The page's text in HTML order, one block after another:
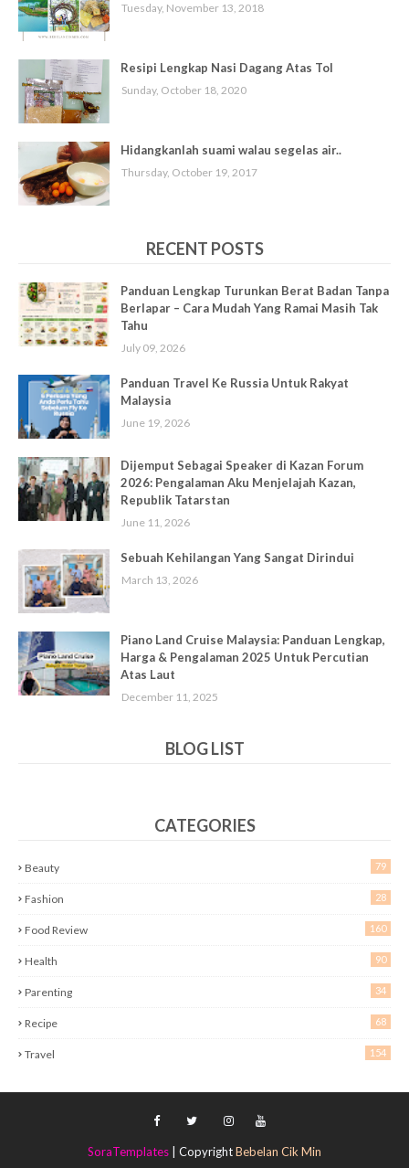
Tuesday, November 13, 2018
Resipi Lengkap Nasi Dagang Atas Tol
Sunday, October 18, 2020
Hidangkanlah suami walau segelas air..
Thursday, October 19, 2017
RECENT POSTS
Panduan Lengkap Turunkan Berat Badan Tanpa
Berlapar – Cara Mudah Yang Ramai Masih Tak
Tahu
July 09, 2026
Panduan Travel Ke Russia Untuk Rakyat
Malaysia
June 19, 2026
Dijemput Sebagai Speaker di Kazan Forum
2026: Pengalaman Aku Menjelajah Kazan,
Republik Tatarstan
June 11, 2026
Sebuah Kehilangan Yang Sangat Dirindui
March 13, 2026
Piano Land Cruise Malaysia: Panduan Lengkap,
Harga & Pengalaman 2025 Untuk Percutian
Atas Laut
December 11, 2025
BLOG LIST
CATEGORIES
Beauty 79
Fashion 28
Food Review 160
Health 90
Parenting 34
Recipe 68
Travel 154
SoraTemplates | CopyrightBebelan Cik Min